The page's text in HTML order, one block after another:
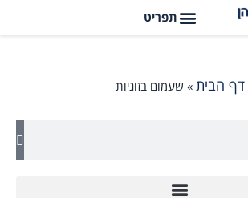
דף הבית » שעמום בזוגיות